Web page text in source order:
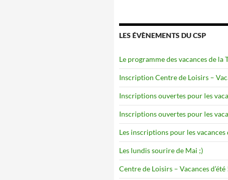
LES ÉVÈNEMENTS DU CSP
Le programme des vacances de la
Inscription Centre de Loisirs –
Inscriptions ouvertes pour les
Inscriptions ouvertes pour les
Les inscriptions pour les
Les lundis sourire de Mai ;)
Centre de Loisirs – Vacances d’été